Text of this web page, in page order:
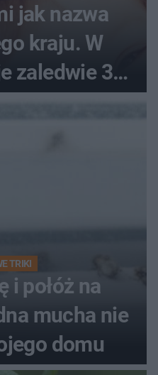
jak nazwa
kraju. W
zaledwie 3
TRIKI
i połóż na
mucha nie
domu